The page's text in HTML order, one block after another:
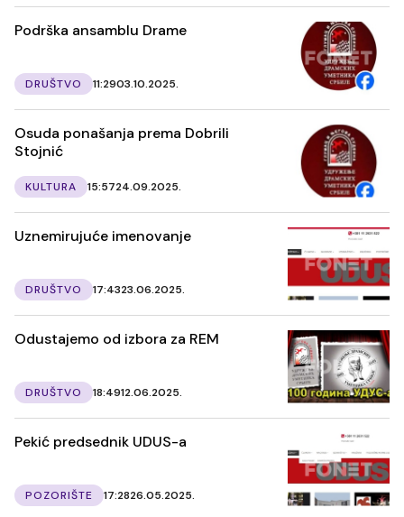
Podrška ansamblu Drame
DRUŠTVO 11:2903.10.2025.
Osuda ponašanja prema Dobrili
Stojnić
KULTURA 15:5724.09.2025.
Uznemirujuće imenovanje
DRUŠTVO 17:4323.06.2025.
Odustajemo od izbora za REM
DRUŠTVO 18:4912.06.2025.
Pekić predsednik UDUS-a
POZORIŠTE 17:2826.05.2025.